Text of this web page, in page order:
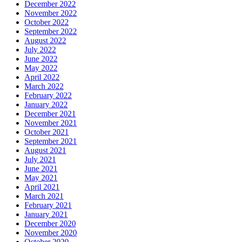
December 2022
November 2022
October 2022
September 2022
August 2022
July 2022
June 2022
May 2022
April 2022
March 2022
February 2022
January 2022
December 2021
November 2021
October 2021
September 2021
August 2021
July 2021
June 2021
May 2021
April 2021
March 2021
February 2021
January 2021
December 2020
November 2020